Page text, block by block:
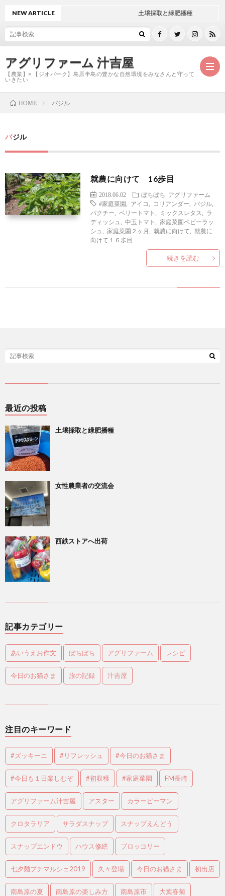
アグリファーム 汁吉屋
【農業】× 【ジオパーク】島原半島の豊かな自然環境をみなさんと守って
いきたい
介
問
い
合
NEW ARTICLE 土壌採取と緑肥播種
HOME バジル
バジル
就農に向けて 16歩目
2018.06.02 ぼちぼち
アグリファーム
#家庭菜園
アイコ コリアンダー バジル,
パクチー
ベリートマト ミックスレタス
ラ
ディッシュ
中玉トマト
家庭菜園ベビーラッ
シュ
家庭菜園２ヶ月 就農に向けて
就農に
向けて１６歩目
続きを読む
最近の投稿
土壌採取と緑肥播種
女性農業者の交流会
西鉄ストアへ出荷
記事カテゴリー
あいうえお作文 ぼちぼち アグリファーム レシピ
今日のお猫さま 旅の記録 汁吉屋
注目のキーワード
#ズッキーニ #リフレッシュ #今日のお猫さま
#今日も１日楽しむぞ #初収穫 #家庭菜園 FM長崎
アグリファーム汁吉屋 アスター カラーピーマン
クロタラリア サラダスナップ スナップえんどう
スナップエンドウ ハウス修繕 ブロッコリー
七夕麺プチマルシェ2019 久々登場 今日のお猫さま 初出店
南島原の夏 南島原の楽しみ方 南島原市 大葉春菊